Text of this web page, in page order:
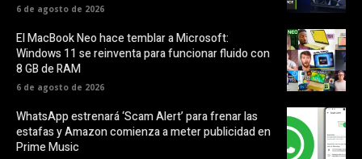
6 de agosto de 2026
El MacBook Neo hace temblar a Microsoft:
Windows 11 se reinventa para funcionar fluido con
8 GB de RAM
6 de agosto de 2026
WhatsApp estrenará ‘Scam Alert’ para frenar las
estafas y Amazon comienza a meter publicidad en
Prime Music